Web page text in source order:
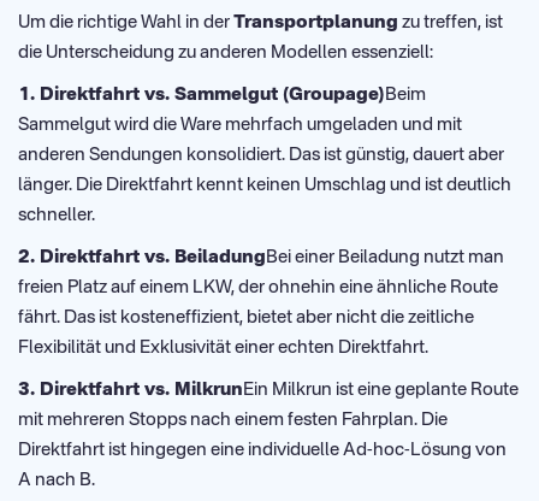
Um die richtige Wahl in der Transportplanung zu treffen, ist
die Unterscheidung zu anderen Modellen essenziell:
1. Direktfahrt vs. Sammelgut (Groupage) Beim
Sammelgut wird die Ware mehrfach umgeladen und mit
anderen Sendungen konsolidiert. Das ist günstig, dauert aber
länger. Die Direktfahrt kennt keinen Umschlag und ist deutlich
schneller.
2. Direktfahrt vs. Beiladung Bei einer Beiladung nutzt man
freien Platz auf einem LKW, der ohnehin eine ähnliche Route
fährt. Das ist kosteneffizient, bietet aber nicht die zeitliche
Flexibilität und Exklusivität einer echten Direktfahrt.
3. Direktfahrt vs. Milkrun Ein Milkrun ist eine geplante Route
mit mehreren Stopps nach einem festen Fahrplan. Die
Direktfahrt ist hingegen eine individuelle Ad-hoc-Lösung von
A nach B.